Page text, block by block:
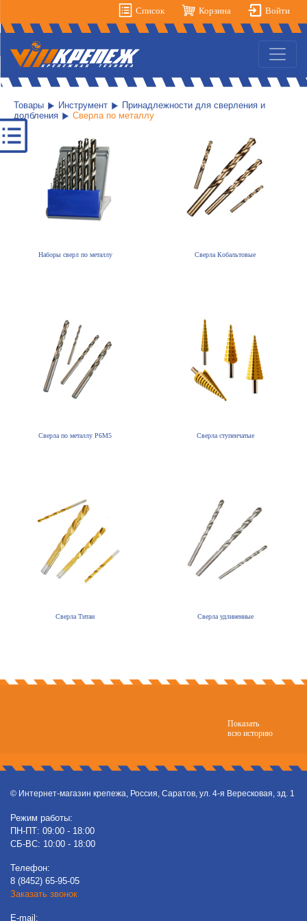
Список Корзина Войти
Товары Инструмент
Принадлежности для сверления и
долбления
Сверла по металлу
Наборы сверл по металлу Сверла Кобальтовые
Сверла по металлу Р6М5 Сверла ступенчатые
Сверла Титан Сверла удлиненные
Показать
всю историю
© Интернет-магазин крепежа, Россия, Саратов, ул. 4-я Вересковая, зд. 1
Режим работы:
ПН-ПТ: 09:00 - 18:00
СБ-ВС: 10:00 - 18:00
Телефон:
8 (8452) 65-95-05
Заказать звонок
E-mail: